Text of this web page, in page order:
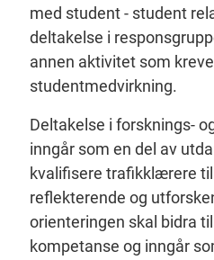
med student - student
deltakelse i
annen aktivitet som
studentmedvirkning.
Deltakelse i forsknings-
inngår som en del av
kvalifisere trafikklærere
reflekterende og
orienteringen skal bidra
kompetanse og inngår